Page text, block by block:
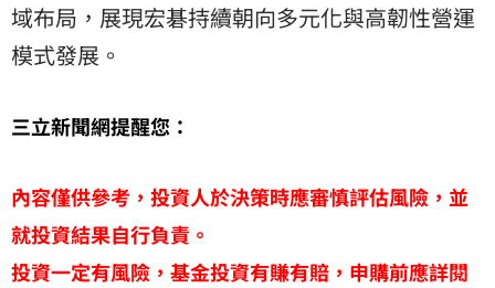
域布局，展現宏碁持續朝向多元化與高韌性營運
模式發展。
三立新聞網提醒您：
內容僅供參考，投資人於決策時應審慎評估風險，並
就投資結果自行負責。
投資一定有風險，基金投資有賺有賠，申購前應詳閱